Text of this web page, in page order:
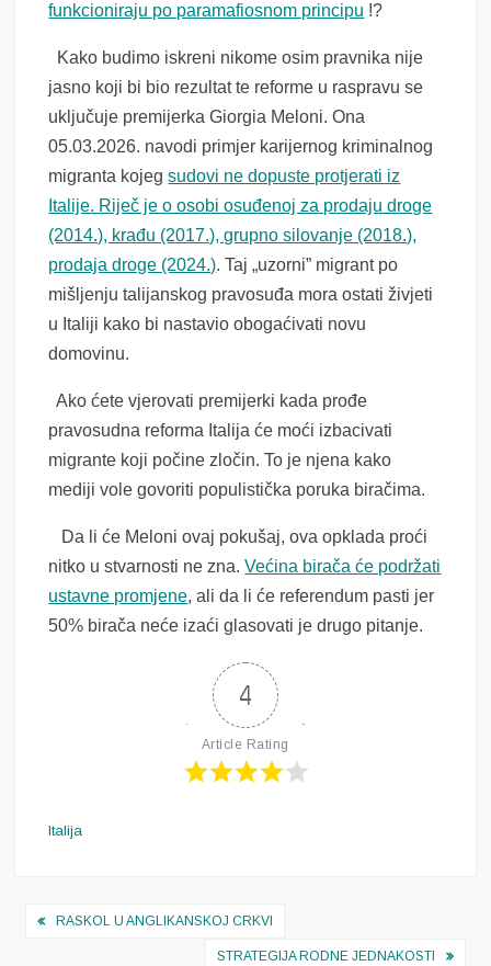
funkcioniraju po paramafiosnom principu !?
Kako budimo iskreni nikome osim pravnika nije
jasno koji bi bio rezultat te reforme u raspravu se
uključuje premijerka Giorgia Meloni. Ona
05.03.2026. navodi primjer karijernog kriminalnog
migranta kojegsudovi ne dopuste protjerati iz
Italije. Riječ je o osobi osuđenoj za prodaju droge
(2014.), krađu (2017.), grupno silovanje (2018.),
prodaja droge (2024.). Taj „uzorni” migrant po
mišljenju talijanskog pravosuđa mora ostati živjeti
u Italiji kako bi nastavio obogaćivati novu
domovinu.
Ako ćete vjerovati premijerki kada prođe
pravosudna reforma Italija će moći izbacivati
migrante koji počine zločin. To je njena kako
mediji vole govoriti populistička poruka biračima.
Da li će Meloni ovaj pokušaj, ova opklada proći
nitko u stvarnosti ne zna.Većina birača će podržati
ustavne promjene, ali da li će referendum pasti jer
50% birača neće izaći glasovati je drugo pitanje.
4
Article Rating
Italija
Navigacija
RASKOL U ANGLIKANSKOJ CRKVI
STRATEGIJA RODNE JEDNAKOSTI